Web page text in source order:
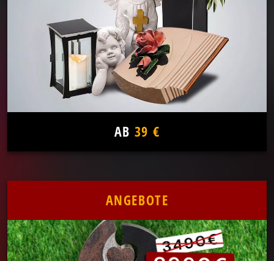
AB 39 €
ANGEBOTE